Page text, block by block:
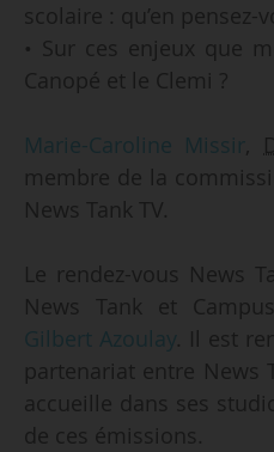
scolaire : qu’en pensez-
• Sur ces enjeux que
Canopé et le Clemi ?
Marie-Caroline Missir,
membre de la
News Tank TV.
Le rendez-vous News
News Tank et
Gilbert Azoulay. Il est
partenariat entre News
accueille dans ses
de ces émissions.